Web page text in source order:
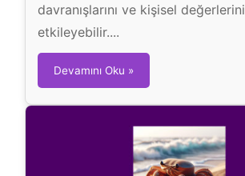
davranışlarını ve kişisel değerlerini
etkileyebilir....
Devamını Oku »2
.
E
v